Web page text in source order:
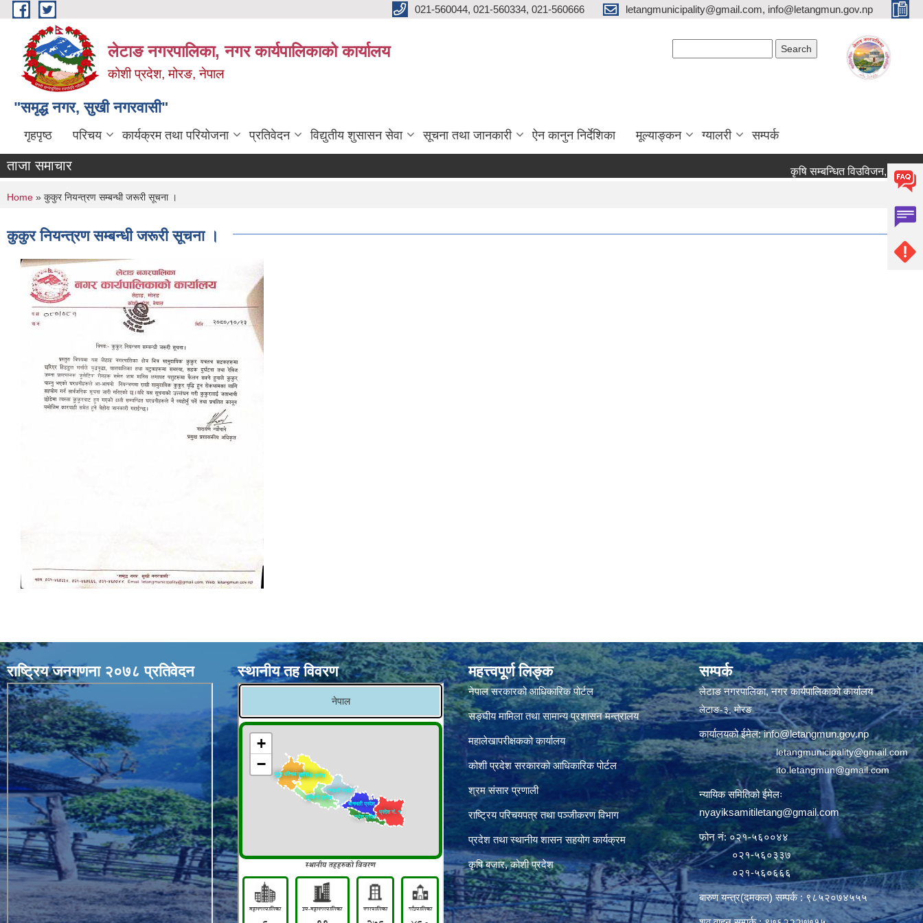
Skip to main content 021-560044, 021-560334, 021-560666 letangmunicipality@gmail.com, info@letangmun.gov.np
लेटाङ नगरपालिका, नगर कार्यपालिकाको कार्यालय
कोशी प्रदेश, मोरङ, नेपाल
"समृद्ध नगर, सुखी नगरवासी"
गृहपृष्ठ परिचय कार्यक्रम तथा परियोजना प्रतिवेदन विद्युतीय शुसासन सेवा सूचना तथा जानकारी ऐन कानुन निर्देशिका मूल्याङ्कन ग्यालरी सम्पर्क
ताजा समाचार कृषि सम्बन्धित विउविजन, मल,
You are here
Home » कुकुर नियन्त्रण सम्बन्धी जरूरी सूचना ।
कुकुर नियन्त्रण सम्बन्धी जरूरी सूचना ।
राष्ट्रिय जनगणना २०७८ प्रतिवेदन स्थानीय तह विवरण महत्त्वपूर्ण लिङ्क
नेपाल सरकारको आधिकारिक पोर्टल
सङ्‍घीय मामिला तथा सामान्य प्रशासन मन्त्रालय
महालेखापरीक्षकको कार्यालय
कोशी प्रदेश सरकारको आधिकारिक पोर्टल
श्रम संसार प्रणाली
राष्ट्रिय परिचयपत्र तथा पञ्जीकरण विभाग
प्रदेश तथा स्थानीय शासन सहयोग कार्यक्रम
कृषि बजार, कोशी प्रदेश
सम्पर्क
लेटाङ नगरपालिका, नगर कार्यपालिकाको कार्यालय
लेटाङ-३, मोरङ
कार्यालयको ईमेल:info@letangmun.gov.np
letangmunicipality@gmail.com
ito.letangmun@gmail.com
न्यायिक समितिको ईमेलः
nyayiksamitiletang@gmail.com
फोन नं: ०२१-५६००४४
०२१-५६०३३७
०२१-५६०६६६
बारुण यन्त्र(दमकल) सम्पर्क : ९८५२०७४५५५